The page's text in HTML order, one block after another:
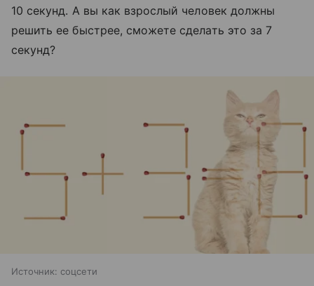
10 секунд. А вы как взрослый человек должны
решить ее быстрее, сможете сделать это за 7
секунд?
Источник: соцсети